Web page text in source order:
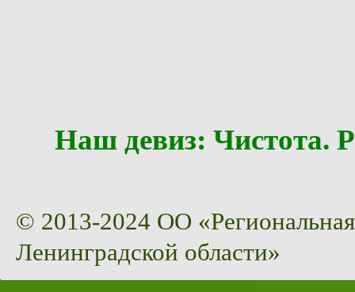
Наш девиз:
© 2013-2024 ОО
Ленинградской области»